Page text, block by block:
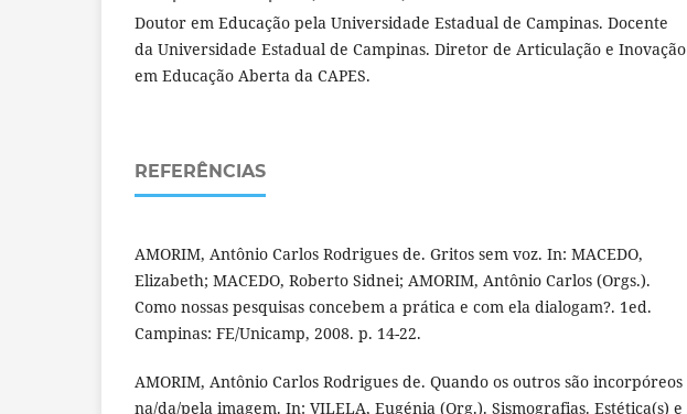
Doutor em Educação pela Universidade Estadual de Campinas. Docente
da Universidade Estadual de Campinas. Diretor de Articulação e Inovação
em Educação Aberta da CAPES.
REFERÊNCIAS
AMORIM, Antônio Carlos Rodrigues de. Gritos sem voz. In: MACEDO,
Elizabeth; MACEDO, Roberto Sidnei; AMORIM, Antônio Carlos (Orgs.).
Como nossas pesquisas concebem a prática e com ela dialogam?. 1ed.
Campinas: FE/Unicamp, 2008. p. 14-22.
AMORIM, Antônio Carlos Rodrigues de. Quando os outros são incorpóreos
na/da/pela imagem. In: VILELA, Eugénia (Org.). Sismografias. Estética(s) e